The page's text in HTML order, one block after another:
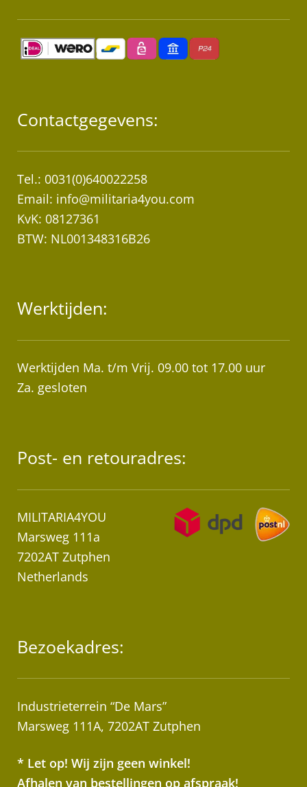
Contactgegevens:
Tel.: 0031(0)640022258
Email: info@militaria4you.com
KvK: 08127361
BTW: NL001348316B26
Werktijden:
Werktijden Ma. t/m Vrij. 09.00 tot 17.00 uur
Za. gesloten
Post- en retouradres:
MILITARIA4YOU
Marsweg 111a
7202AT Zutphen
Netherlands
Bezoekadres:
Industrieterrein “De Mars”
Marsweg 111A, 7202AT Zutphen
* Let op! Wij zijn geen winkel!
Afhalen van bestellingen op afspraak!